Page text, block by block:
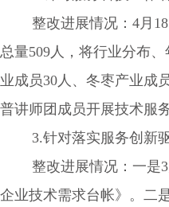
整改进展情况：4月18
总量509人，将行业分布
业成员30人、冬枣产业成
普讲师团成员开展技术服
3.针对落实服务创新驱
整改进展情况：一是3月
企业技术需求台帐》。二